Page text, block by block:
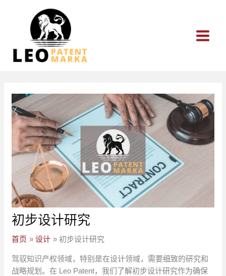
初步设计研究
首页 设计 初步设计研究
驾驭知识产权领域，特别是在设计领域，需要细致的研究和
战略规划。在 Leo Patent，我们了解初步设计研究作为确保